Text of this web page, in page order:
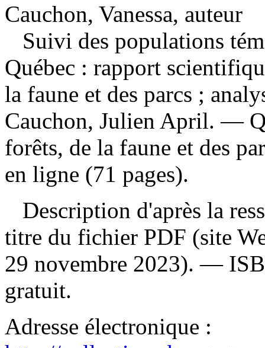
Cauchon, Vanessa, auteur
Suivi des populations
Québec : rapport
la faune et des parcs ;
Cauchon, Julien April. —
forêts, de la faune et des
en ligne (71 pages).
Description d'après la
titre du fichier PDF (site
29 novembre 2023). —
gratuit.
Adresse électronique :